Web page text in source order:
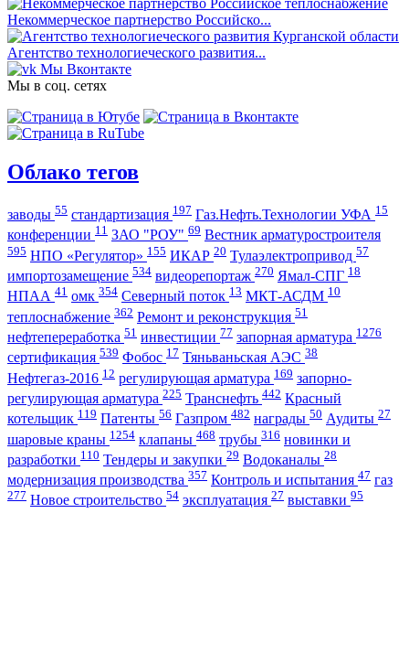
Некоммерческое партнерство Российско...
Агентство технологиеческого развития...
Мы Вконтакте
Мы в соц. сетях
Облако тегов
заводы 55 стандартизация 197 Газ.Нефть.Технологии УФА 15
конференции 11 ЗАО "РОУ" 69 Вестник арматуростроителя
595 НПО «Регулятор» 155 ИКАР 20 Тулаэлектропривод 57
импортозамещение 534 видеорепортаж 270 Ямал-СПГ 18
НПАА 41 омк 354 Северный поток 13 МКТ-АСДМ 10
теплоснабжение 362 Ремонт и реконструкция 51
нефтепереработка 51 инвестиции 77 запорная арматура 1276
сертификация 539 Фобос 17 Тяньваньская АЭС 38
Нефтегаз-2016 12 регулирующая арматура 169 запорно-
регулирующая арматура 225 Транснефть 442 Красный
котельщик 119 Патенты 56 Газпром 482 награды 50 Аудиты 27
шаровые краны 1254 клапаны 468 трубы 316 новинки и
разработки 110 Тендеры и закупки 29 Водоканалы 28
модернизация производства 357 Контроль и испытания 47 газ
277 Новое строительство 54 эксплуатация 27 выставки 95